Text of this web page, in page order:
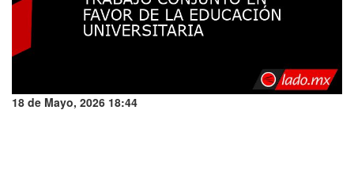
18 de Mayo, 2026 18:44